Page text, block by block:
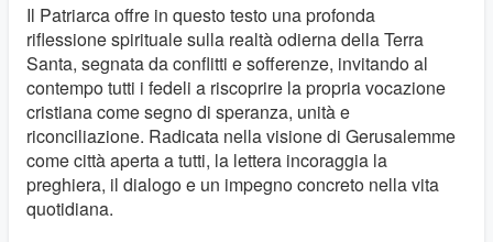
Il Patriarca offre in questo testo una profonda
riflessione spirituale sulla realtà odierna della Terra
Santa, segnata da conflitti e sofferenze, invitando al
contempo tutti i fedeli a riscoprire la propria vocazione
cristiana come segno di speranza, unità e
riconciliazione. Radicata nella visione di Gerusalemme
come città aperta a tutti, la lettera incoraggia la
preghiera, il dialogo e un impegno concreto nella vita
quotidiana.